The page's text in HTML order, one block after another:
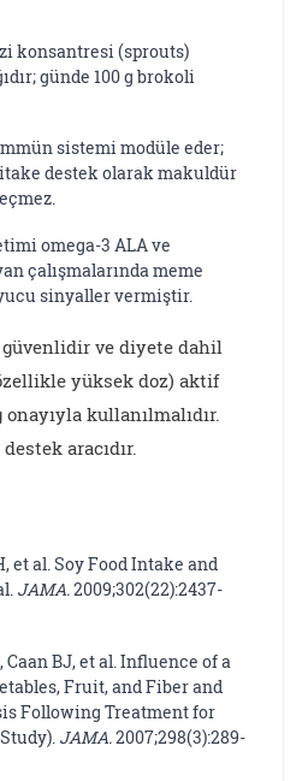
konsantresi (sprouts)
günde 100 g brokoli
sistemi modüle eder;
destek olarak makuldür
omega-3 ALA ve
çalışmalarında meme
sinyaller vermiştir.
güvenlidir ve diyete dahil
yüksek doz) aktif
kullanılmalıdır.
aracıdır.
et al. Soy Food Intake and
JAMA.2009;302(22):2437-
Caan BJ, et al. Influence of a
Fruit, and Fiber and
Following Treatment for
JAMA.2007;298(3):289-